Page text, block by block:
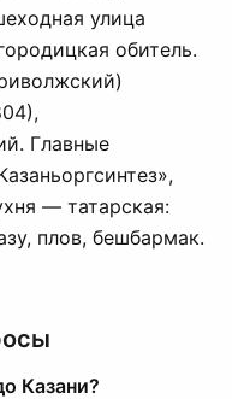
улица
обитель.
Главные
— татарская:
плов, бешбармак.
Казани?